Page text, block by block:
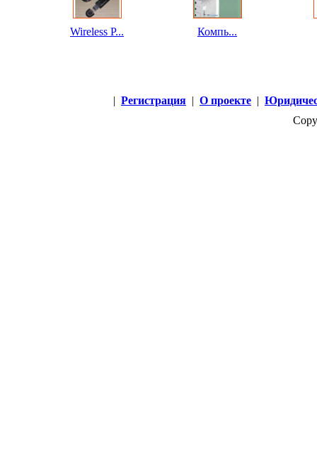
Wireless P... Компь...
| Регистрация | О проекте |